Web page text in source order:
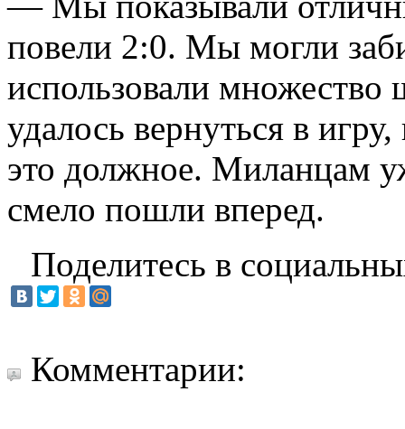
повели 2:0. Мы могли
использовали
удалось вернуться в
это должное. Миланцам
смело пошли вперед.
Поделитесь в
Комментарии: